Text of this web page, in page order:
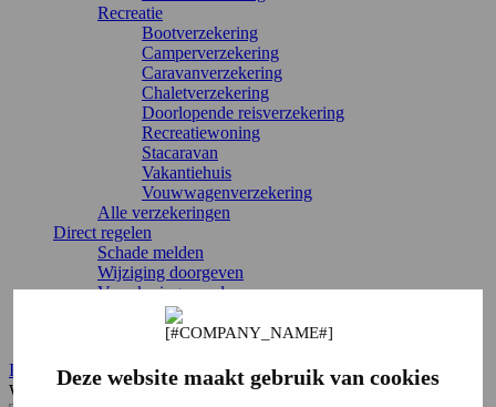
Deze website maakt gebruik van cookies
Recreatie
Bootverzekering
Camperverzekering
Caravanverzekering
Chaletverzekering
Doorlopende reisverzekering
Recreatiewoning
Stacaravan
Vakantiehuis
Vouwwagenverzekering
Alle verzekeringen
Direct regelen
Schade melden
Wijziging doorgeven
Verzekering annuleren
Service & contact
Inloggen
Waar ben je naar op zoek?